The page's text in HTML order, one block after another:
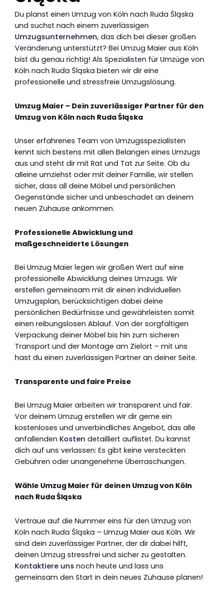
Du planst einen Umzug von Köln nach Ruda Śląska
und suchst nach einem zuverlässigen
Umzugsunternehmen, das dich bei dieser großen
Veränderung unterstützt? Bei Umzug Maier aus Köln
bist du genau richtig! Als Spezialisten für Umzüge von
Köln nach Ruda Śląska bieten wir dir eine
professionelle und stressfreie Umzugslösung.
Umzug Maier – Dein zuverlässiger Partner für den
Umzug von Köln nach Ruda Śląska
Unser erfahrenes Team von Umzugsspezialisten
kennt sich bestens mit allen Belangen eines Umzugs
aus und steht dir mit Rat und Tat zur Seite. Ob du
alleine umziehst oder mit deiner Familie, wir stellen
sicher, dass all deine Möbel und persönlichen
Gegenstände sicher und unbeschadet an deinem
neuen Zuhause ankommen.
Professionelle Abwicklung und
maßgeschneiderte Lösungen
Bei Umzug Maier legen wir großen Wert auf eine
professionelle Abwicklung deines Umzugs. Wir
erstellen gemeinsam mit dir einen individuellen
Umzugsplan, berücksichtigen dabei deine
persönlichen Bedürfnisse und gewährleisten somit
einen reibungslosen Ablauf. Von der sorgfältigen
Verpackung deiner Möbel bis hin zum sicheren
Transport und der Montage am Zielort – mit uns
hast du einen zuverlässigen Partner an deiner Seite.
Transparente und faire Preise
Bei Umzug Maier arbeiten wir transparent und fair.
Vor deinem Umzug erstellen wir dir gerne ein
kostenloses und unverbindliches Angebot, das alle
anfallenden Kosten detailliert auflistet. Du kannst
dich auf uns verlassen: Es gibt keine versteckten
Gebühren oder unangenehme Überraschungen.
Wähle Umzug Maier für deinen Umzug von Köln
nach Ruda Śląska
Vertraue auf die Nummer eins für den Umzug von
Köln nach Ruda Śląska – Umzug Maier aus Köln. Wir
sind dein zuverlässiger Partner, der dir dabei hilft,
deinen Umzug stressfrei und sicher zu gestalten.
Kontaktiere uns noch heute und lass uns
gemeinsam den Start in dein neues Zuhause planen!